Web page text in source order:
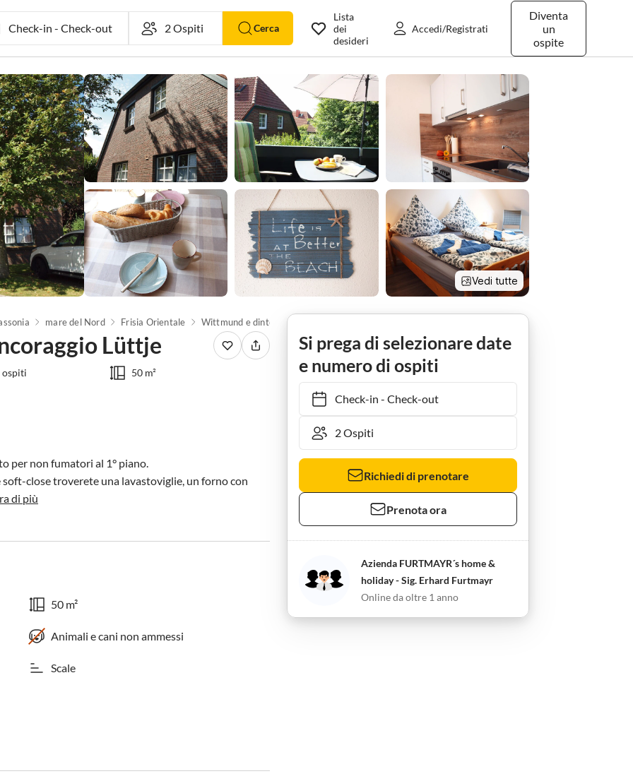
Check-in- Check-out Cerca
Diventa
un
ospite
Lista
dei
desideri
Accedi/Registrati
Vedi tutte
mare del Nord Frisia Orientale Wittmund e dintorni
Lüttje
ospiti 50 m²
per non fumatori al 1° piano.
close troverete una lavastoviglie, un forno con
di più
50 m²
Animali e cani non ammessi
Scale
Si prega di selezionare date
e numero di ospiti
Check-in- Check-out
Richiedi di prenotare
Prenota ora
Azienda FURTMAYR´s home &
holiday - Sig. Erhard Furtmayr
Online da oltre 1 anno